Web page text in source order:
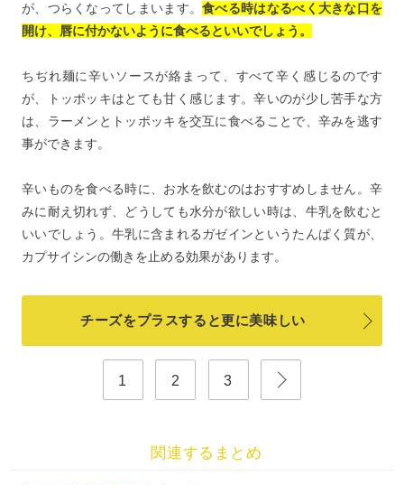
が、つらくなってしまいます。食べる時はなるべく大きな口を
開け、唇に付かないように食べるといいでしょう。
ちぢれ麺に辛いソースが絡まって、すべて辛く感じるのです
が、トッポッキはとても甘く感じます。辛いのが少し苦手な方
は、ラーメンとトッポッキを交互に食べることで、辛みを逃す
事ができます。
辛いものを食べる時に、お水を飲むのはおすすめしません。辛
みに耐え切れず、どうしても水分が欲しい時は、牛乳を飲むと
いいでしょう。牛乳に含まれるガゼインというたんぱく質が、
カプサイシンの働きを止める効果があります。
チーズをプラスすると更に美味しい
1 2 3
関連するまとめ